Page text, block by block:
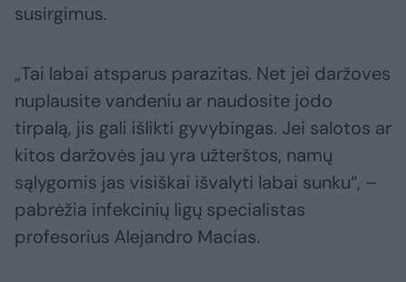
susirgimus.
„Tai labai atsparus parazitas. Net jei daržoves
nuplausite vandeniu ar naudosite jodo
tirpalą, jis gali išlikti gyvybingas. Jei salotos ar
kitos daržovės jau yra užterštos, namų
sąlygomis jas visiškai išvalyti labai sunku“, –
pabrėžia infekcinių ligų specialistas
profesorius Alejandro Macias.